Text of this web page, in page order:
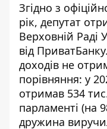
Згідно з
рік, депутат
Верховній Раді
від
доходів не
порівняння: у
отримав 534
парламенті (на
дружина